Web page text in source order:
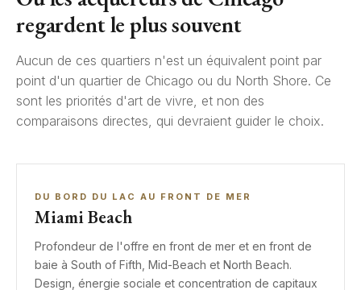
regardent le plus souvent
Aucun de ces quartiers n'est un équivalent point par
point d'un quartier de Chicago ou du North Shore. Ce
sont les priorités d'art de vivre, et non des
comparaisons directes, qui devraient guider le choix.
DU BORD DU LAC AU FRONT DE MER
Miami Beach
Profondeur de l'offre en front de mer et en front de
baie à South of Fifth, Mid-Beach et North Beach.
Design, énergie sociale et concentration de capitaux